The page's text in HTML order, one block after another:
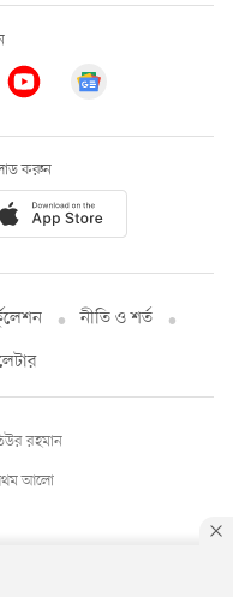
করুন
নীতি ও শর্ত
আলো
রহমান